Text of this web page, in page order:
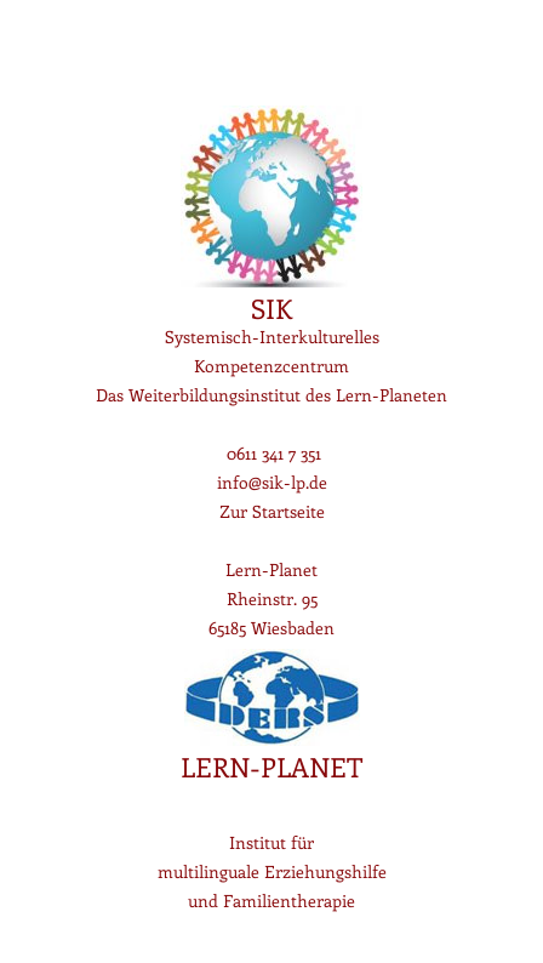
SIK
Systemisch-Interkulturelles
Kompetenzcentrum
Das Weiterbildungsinstitut des Lern-Planeten
0611 341 7 351
info@sik-lp.de
Zur Startseite
Lern-Planet
Rheinstr. 95
65185 Wiesbaden
LERN-PLANET
Institut für
multilinguale Erziehungshilfe
und Familientherapie